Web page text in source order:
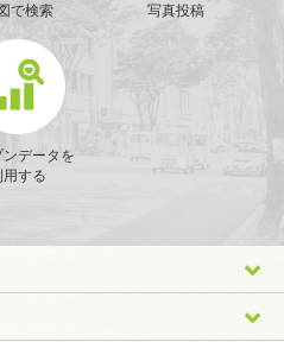
で検索 写真投稿
ンデータを
用する